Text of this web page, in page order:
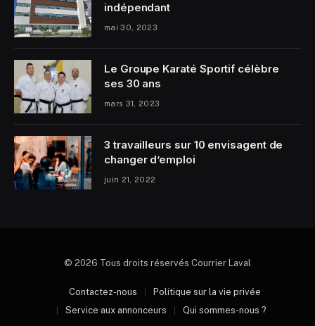
indépendant
mai 30, 2023
Le Groupe Karaté Sportif célèbre
ses 30 ans
mars 31, 2023
3 travailleurs sur 10 envisagent de
changer d’emploi
juin 21, 2022
© 2026 Tous droits réservés Courrier Laval
Contactez-nous
Politique sur la vie privée
Service aux annonceurs
Qui sommes-nous ?